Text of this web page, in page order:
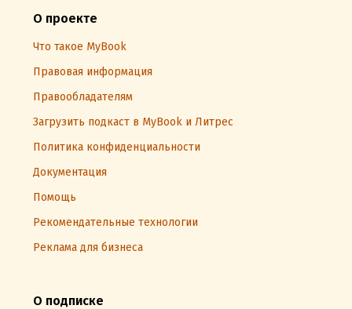
О проекте
Что такое MyBook
Правовая информация
Правообладателям
Загрузить подкаст в MyBook и Литрес
Политика конфиденциальности
Документация
Помощь
Рекомендательные технологии
Реклама для бизнеса
О подписке